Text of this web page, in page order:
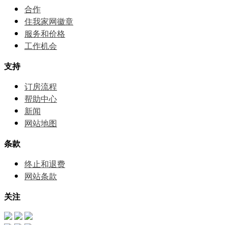
合作
住我家网徽章
服务和价格
⼯作机会
支持
订房流程
帮助中⼼
新闻
网站地图
条款
终止和退费
网站条款
关注